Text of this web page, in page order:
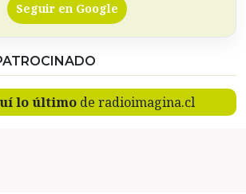
Seguir en Google
lo últimode radioimagina.cl